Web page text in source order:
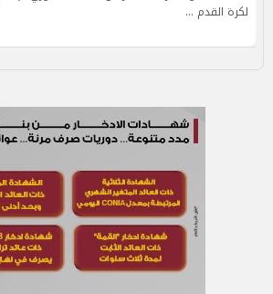
لكرة القدم …